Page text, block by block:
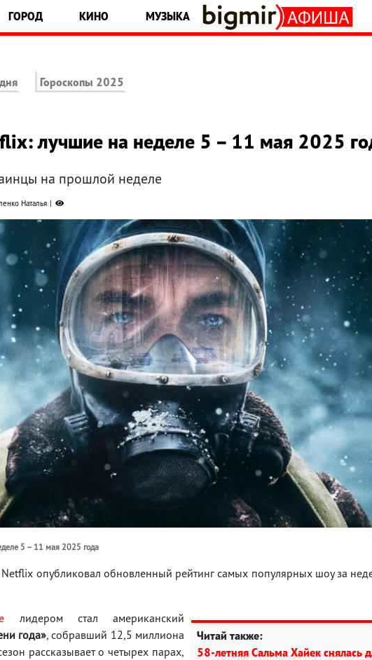
ГОРОД КИНО МУЗЫКА
Гороскопы 2025
лучшие на неделе 5 – 11 мая 2025
на прошлой неделе
Наталья
5 – 11 мая 2025 года
опубликовал обновленный рейтинг самых популярных шоу за
Читай также:
58-летняя Сальма Хайек снялась
лидером стал американский
года», собравший 12,5 миллиона
рассказывает о четырех парах,